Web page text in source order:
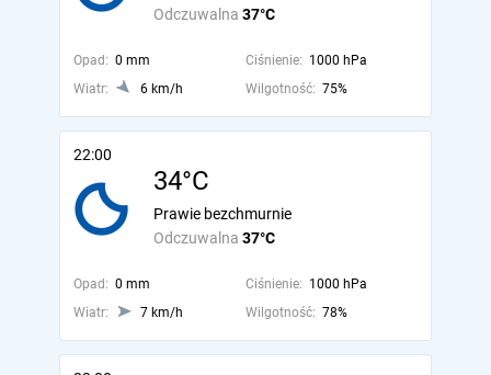
Odczuwalna 37°C
Opad: 0 mm Ciśnienie: 1000 hPa
Wiatr:
6 km/h Wilgotność: 75%
22:00
34°C
Odczuwalna 37°C
Prawie bezchmurnie
Opad: 0 mm Ciśnienie: 1000 hPa
Wiatr:
7 km/h Wilgotność: 78%